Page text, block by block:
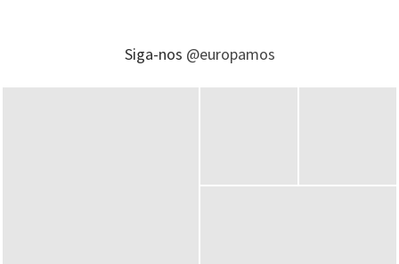
Siga-nos @europamos